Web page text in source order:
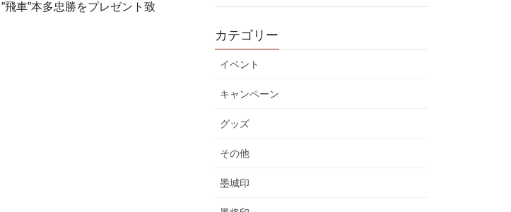
飛車”本多忠勝をプレゼント致
カテゴリー
イベント
キャンペーン
グッズ
その他
墨城印